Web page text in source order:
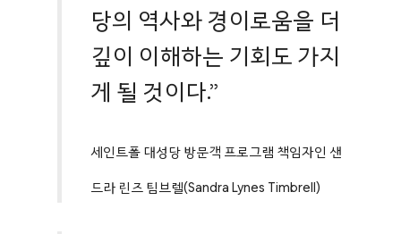
당의 역사와 경이로움을 더
깊이 이해하는 기회도 가지
게 될 것이다.”
세인트폴 대성당 방문객 프로그램 책임자인 샌
드라 린즈 팀브렐(Sandra Lynes Timbrell)